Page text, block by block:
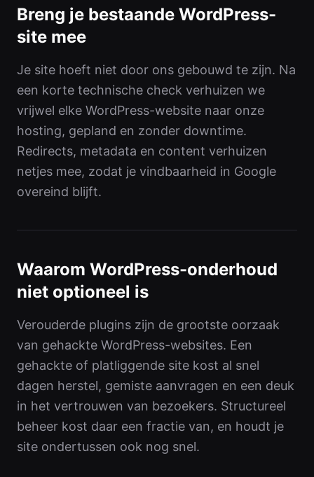
Breng je bestaande WordPress-
site mee
Je site hoeft niet door ons gebouwd te zijn. Na
een korte technische check verhuizen we
vrijwel elke WordPress-website naar onze
hosting, gepland en zonder downtime.
Redirects, metadata en content verhuizen
netjes mee, zodat je vindbaarheid in Google
overeind blijft.
Waarom WordPress-onderhoud
niet optioneel is
Verouderde plugins zijn de grootste oorzaak
van gehackte WordPress-websites. Een
gehackte of platliggende site kost al snel
dagen herstel, gemiste aanvragen en een deuk
in het vertrouwen van bezoekers. Structureel
beheer kost daar een fractie van, en houdt je
site ondertussen ook nog snel.